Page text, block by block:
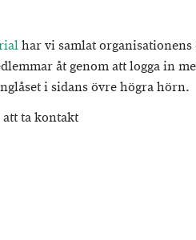
har vi samlat
åt genom att logga in
i sidans övre högra hörn.
ta kontakt